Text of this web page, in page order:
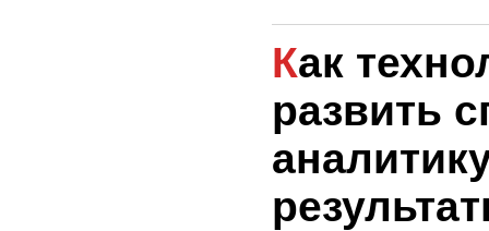
Как технологии помогли
развить